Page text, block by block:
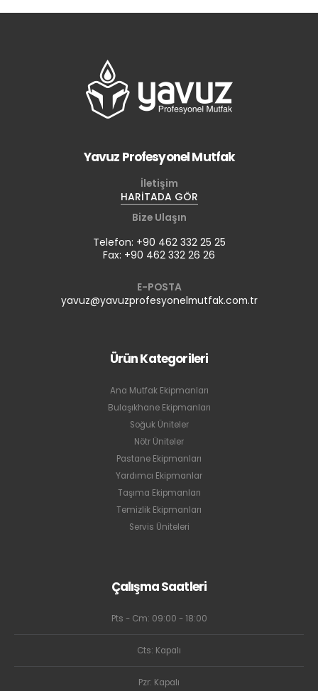
Yavuz Profesyonel Mutfak
İletişim
HARİTADA GÖR
Bize Ulaşın
Telefon: +90 462 332 25 25
Fax: +90 462 332 26 26
E-POSTA
yavuz@yavuzprofesyonelmutfak.com.tr
Ürün Kategorileri
Ana Mutfak Ekipmanları
Bulaşıkhane Ekipmanları
Soğuk Üniteler
Nötr Üniteler
Pastane Ekipmanları
Yardımcı Ekipmanlar
Taşıma Ekipmanları
Temizlik Ekipmanları
Servis Üniteleri
Çalışma Saatleri
Pts - Cm: 09:00 - 18:00
Cts: Kapalı
Pzr: Kapalı